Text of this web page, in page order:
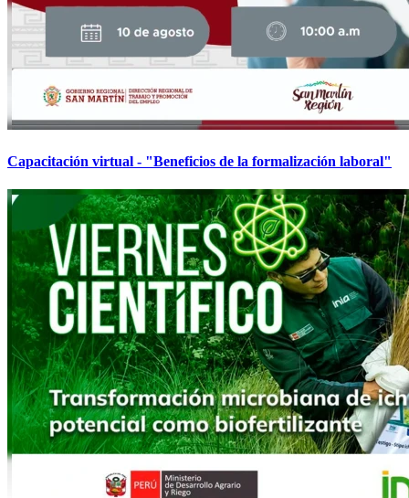
Capacitación virtual - "Beneficios de la formalización laboral"